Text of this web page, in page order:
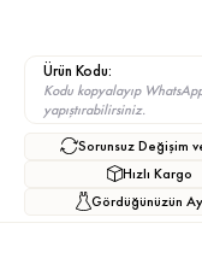
Ürün Kodu:
Kodu kopyalayıp
yapıştırabilirsiniz.
Sorunsuz Değişim
Hızlı Kargo
Gördüğünüzün